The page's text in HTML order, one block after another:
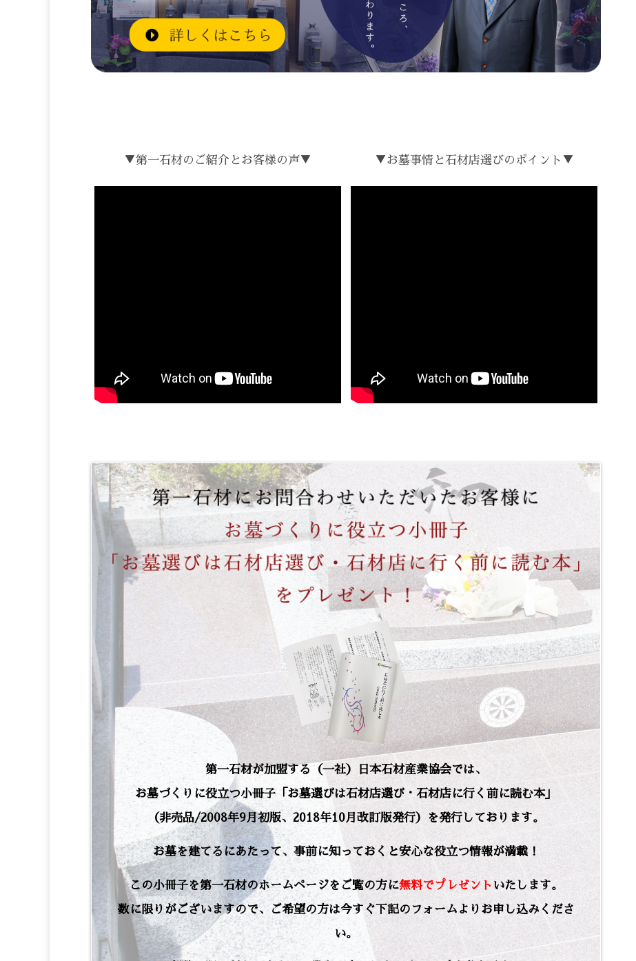
▼第一石材のご紹介とお客様の声▼ ▼お墓事情と石材店選びのポイント▼
第一石材が加盟する（一社）日本石材産業協会では、
お墓づくりに役立つ小冊子「お墓選びは石材店選び・石材店に行く前に読む本」
（非売品/2008年9月初版、2018年10月改訂版発行）を発行しております。
お墓を建てるにあたって、事前に知っておくと安心な役立つ情報が満載！
この小冊子を第一石材のホームページをご覧の方に無料でプレゼント いたします。
数に限りがございますので、ご希望の方は今すぐ下記のフォームよりお申し込みくださ
い。